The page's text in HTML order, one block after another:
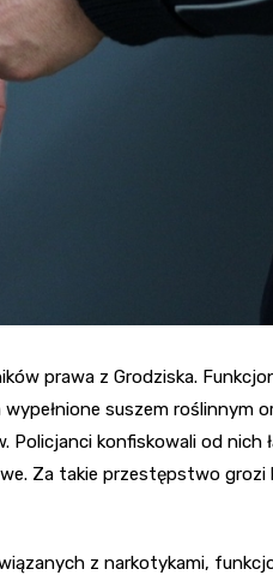
prawa z Grodziska.
suszem roślinnym
Policjanci konfiskowali od nich
Za takie przestępstwo grozi
z narkotykami,